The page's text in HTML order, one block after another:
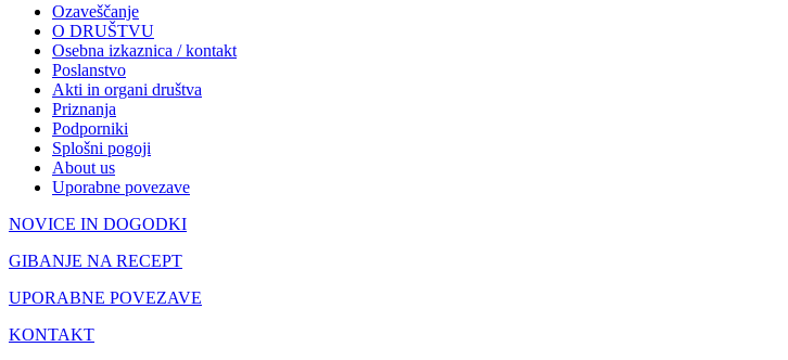
Ozaveščanje
O DRUŠTVU
Osebna izkaznica / kontakt
Poslanstvo
Akti in organi društva
Priznanja
Podporniki
Splošni pogoji
About us
Uporabne povezave
NOVICE IN DOGODKI
GIBANJE NA RECEPT
UPORABNE POVEZAVE
KONTAKT